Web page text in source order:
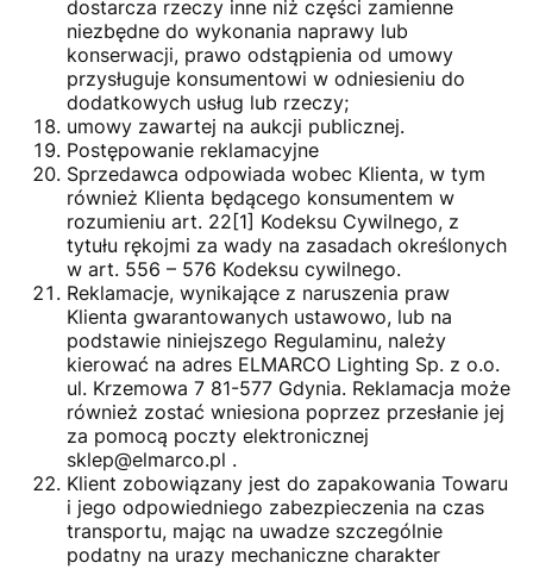
dostarcza rzeczy inne niż części zamienne
niezbędne do wykonania naprawy lub
konserwacji, prawo odstąpienia od umowy
przysługuje konsumentowi w odniesieniu do
dodatkowych usług lub rzeczy;
umowy zawartej na aukcji publicznej.
Postępowanie reklamacyjne
Sprzedawca odpowiada wobec Klienta, w tym
również Klienta będącego konsumentem w
rozumieniu art. 22[1] Kodeksu Cywilnego, z
tytułu rękojmi za wady na zasadach określonych
w art. 556 – 576 Kodeksu cywilnego.
Reklamacje, wynikające z naruszenia praw
Klienta gwarantowanych ustawowo, lub na
podstawie niniejszego Regulaminu, należy
kierować na adres ELMARCO Lighting Sp. z o.o.
ul. Krzemowa 7 81-577 Gdynia. Reklamacja może
również zostać wniesiona poprzez przesłanie jej
za pomocą poczty elektronicznej
sklep@elmarco.pl .
Klient zobowiązany jest do zapakowania Towaru
i jego odpowiedniego zabezpieczenia na czas
transportu, mając na uwadze szczególnie
podatny na urazy mechaniczne charakter